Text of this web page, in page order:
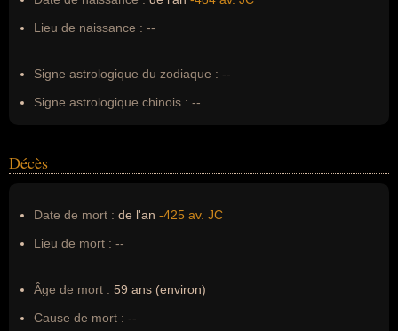
Lieu de naissance : --
Signe astrologique du zodiaque : --
Signe astrologique chinois : --
Décès
Date de mort : de l'an -425 av. JC
Lieu de mort : --
Âge de mort : 59 ans (environ)
Cause de mort : --